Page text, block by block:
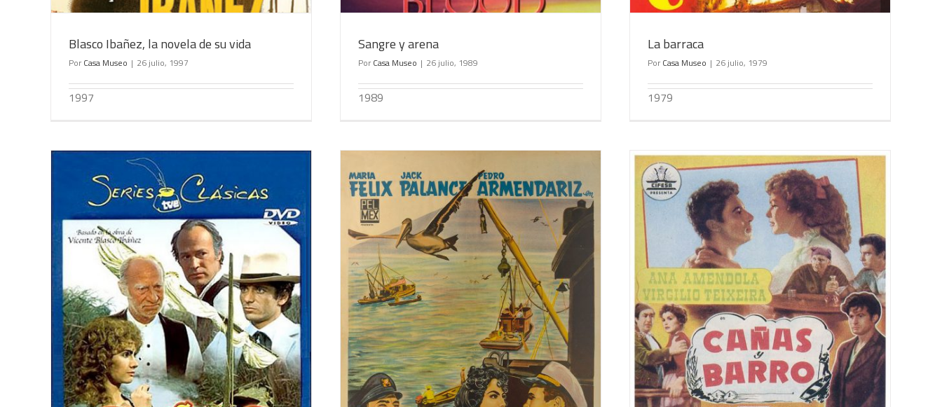
Blasco Ibañez, la novela de su vida
Por Casa Museo | 26 julio, 1997
1997
Sangre y arena
Por Casa Museo | 26 julio, 1989
1989
La barraca
Por Casa Museo | 26 julio, 1979
1979
Flor de mayo
Cañas y barro